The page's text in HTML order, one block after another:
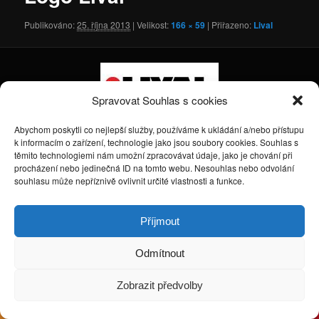
Spravovat Souhlas s cookies
Abychom poskytli co nejlepší služby, používáme k ukládání a/nebo přístupu
k informacím o zařízení, technologie jako jsou soubory cookies. Souhlas s
těmito technologiemi nám umožní zpracovávat údaje, jako je chování při
procházení nebo jedinečná ID na tomto webu. Nesouhlas nebo odvolání
souhlasu může nepříznivě ovlivnit určité vlastnosti a funkce.
Příjmout
Odmítnout
Zobrazit předvolby
Publikováno:25. října 2013 | Velikost:166 × 59 | Přiřazeno: Lival
Používáme WordPress (v češtině).